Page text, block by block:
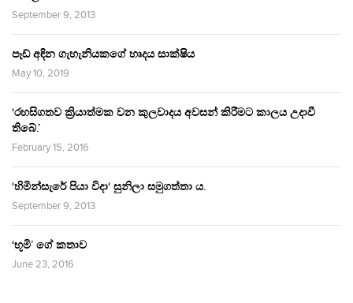
September 9, 2013
පෑඩ් අඳින ගැහැනියකගේ හෘදය සාක්ෂිය
May 10, 2019
‘රහසිගතව ක්‍රියාත්මක වන කුලවාදය අවසන් කිරීමට කාලය උදාවී
තිබේ.’
February 15, 2016
‘හිමින්සැරේ පියා විදා‘ සුනිලා සමුගත්තා ය.
September 9, 2013
‘භූමි’ ගේ කතාව
June 23, 2016